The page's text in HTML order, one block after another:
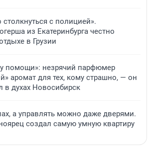
с полицией».
из Екатеринбурга честно
в Грузии
помощи»: незрячий парфюмер
аромат для тех, кому страшно, — он
в духах Новосибирск
а управлять можно даже дверями.
создал самую умную квартиру